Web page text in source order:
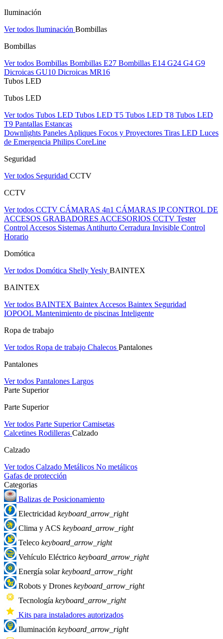
Iluminación
Ver todos Iluminación Bombillas
Bombillas
Ver todos Bombillas Bombillas E27 Bombillas E14 G24 G4 G9
Dicroicas GU10 Dicroicas MR16
Tubos LED
Tubos LED
Ver todos Tubos LED Tubos LED T5 Tubos LED T8 Tubos LED
T9 Pantallas Estancas
Downlights Paneles Apliques Focos y Proyectores Tiras LED Luces
de Emergencia Philips CoreLine
Seguridad
Ver todos Seguridad CCTV
CCTV
Ver todos CCTV CÁMARAS 4n1 CÁMARAS IPCONTROL DE
ACCESOS GRABADORES ACCESORIOS CCTV Tester
Control Accesos Sistemas Antihurto Cerradura Invisible Control
Horario
Domótica
Ver todos Domótica ShellyYesly BAINTEX
BAINTEX
Ver todos BAINTEX Baintex Accesos Baintex Seguridad
IOPOOL Mantenimiento de piscinas Inteligente
Ropa de trabajo
Ver todos Ropa de trabajo Chalecos Pantalones
Pantalones
Ver todos Pantalones Largos
Parte Superior
Parte Superior
Ver todos Parte SuperiorCamisetas
Calcetines Rodilleras Calzado
Calzado
Ver todos Calzado Metálicos No metálicos
Gafas de protección
Categorias
Balizas de Posicionamiento
Electricidad keyboard_arrow_right
Clima y ACS keyboard_arrow_right
Teleco keyboard_arrow_right
Vehículo Eléctrico keyboard_arrow_right
Energía solarkeyboard_arrow_right
Robots y Drones keyboard_arrow_right
Tecnología keyboard_arrow_right
Kits para instaladores autorizados
Iluminación keyboard_arrow_right